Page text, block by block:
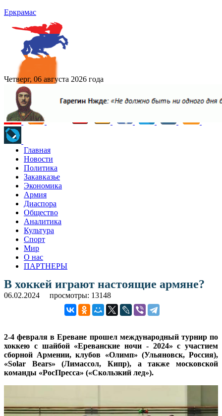
Еркрамас
Четверг, 06 августа 2026 года
Главная
Новости
Политика
Закавказье
Экономика
Армия
Диаспора
Общество
Аналитика
Культура
Спорт
Мир
О нас
ПАРТНЕРЫ
В хоккей играют настоящие армяне?
06.02.2024 просмотры: 13148
2-4 февраля в Ереване прошел международный турнир по
хоккею с шайбой «Ереванские ночи - 2024» с участием
сборной Армении, клубов «Олимп» (Ульяновск, Россия),
«Solar Bears» (Лимассол, Кипр), а также московской
команды «РосПресса» («Скользкий лед»).